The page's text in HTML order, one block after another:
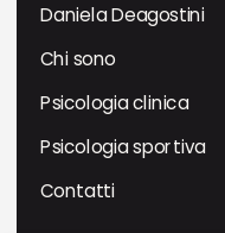
Daniela Deagostini
Chi sono
Psicologia clinica
Psicologia sportiva
Contatti